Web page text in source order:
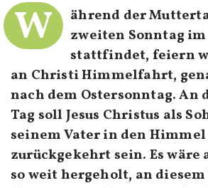
W
ährend der
zweiten Sonntag
stattfindet, feiern
an Christi Himmelfahrt,
nach dem Ostersonntag. An
Tag soll Jesus Christus als
seinem Vater in den Himmel
zurückgekehrt sein. Es wäre
so weit hergeholt, an diesem